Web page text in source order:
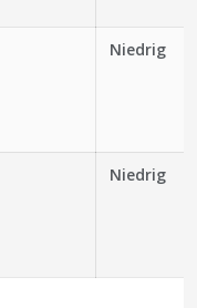
Niedrig
Niedrig